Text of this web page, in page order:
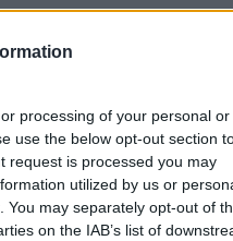
processing of your personal or
use the below opt-out section
request is processed you may
utilized by us or
may separately opt-out of
on the IAB’s list of
troppo distante dalla Valgardena